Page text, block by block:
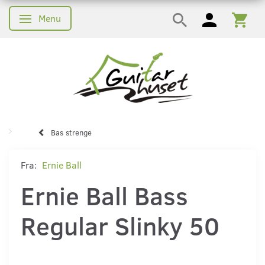
Skifte navigation
Menu
Bas strenge
Fra: Ernie Ball
Ernie Ball Bass
Regular Slinky 50